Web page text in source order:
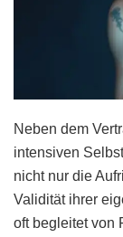
Neben dem
intensiven
nicht nur die
Validität ihrer
oft begleitet von